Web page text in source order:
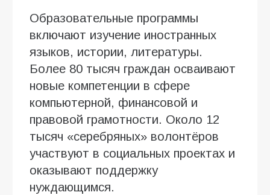
Образовательные программы
включают изучение иностранных
языков, истории, литературы.
Более 80 тысяч граждан осваивают
новые компетенции в сфере
компьютерной, финансовой и
правовой грамотности. Около 12
тысяч «серебряных» волонтёров
участвуют в социальных проектах и
оказывают поддержку
нуждающимся.